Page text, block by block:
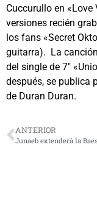
Cuccurullo en
versiones recién
los fans «Secret
guitarra). La
del single de 7″
después, se publica
de Duran Duran.
ANTERIOR